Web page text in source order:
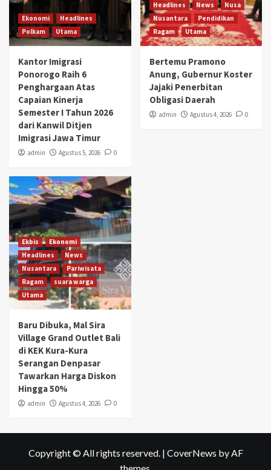
Ekonomi
Headlines
Polkam
Utama
Kantor Imigrasi
Ponorogo Raih 6
Penghargaan Atas
Capaian Kinerja
Semester I Tahun 2026
dari Kanwil Ditjen
Imigrasi Jawa Timur
admin Agustus 5, 2026 0
Headlines
News
Nusa
Nusantara
Pendidikan
Ragam
Utama
Bertemu Pramono
Anung, Gubernur Koster
Jajaki Penerbitan
Obligasi Daerah
admin Agustus 4, 2026 0
Ekbis
Ekonomi
Headlines
News
Nusantara
Pariwisata
Ragam
suara warga
Utama
Baru Dibuka, Mal Sira
Village Grand Outlet Bali
di KEK Kura-Kura
Serangan Denpasar
Tawarkan Harga Diskon
Hingga 50%
admin Agustus 4, 2026 0
Copyright © All rights reserved. | CoverNews by AF